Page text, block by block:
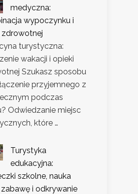
medyczna:
wypoczynku i
zdrowotnej
turystyczna:
wakacji i opieki
Szukasz sposobu
przyjemnego z
podczas
Odwiedzanie miejsc
które …
Turystyka
edukacyjna:
szkolne, nauka
i odkrywanie